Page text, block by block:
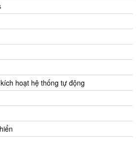
hoạt hệ thống tự động